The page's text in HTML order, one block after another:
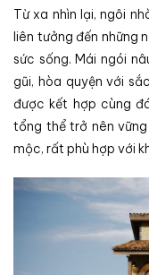
Từ xa nhìn lại, ngôi
liên tưởng đến những
sức sống. Mái ngói
gũi, hòa quyện với
được kết hợp cùng
tổng thể trở nên
mộc, rất phù hợp với